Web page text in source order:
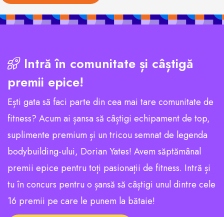
Intră în comunitate și câștigă
premii epice!
Ești gata să faci parte din cea mai tare comunitate de
fitness? Acum ai șansa să câștigi echipament de top,
suplimente premium și un tricou semnat de legenda
bodybuilding-ului, Dorian Yates! Avem săptămânal
premii epice pentru toți pasionații de fitness. Intră și
tu în concurs pentru o șansă să câștigi unul dintre cele
16 premii pe care le punem la bătaie!